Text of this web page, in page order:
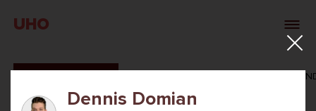
UHO
VERONIKA
Dennis Domian